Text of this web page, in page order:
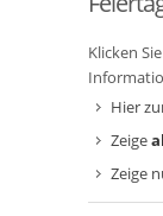
Klicken
Hier
Zeige
Zeige